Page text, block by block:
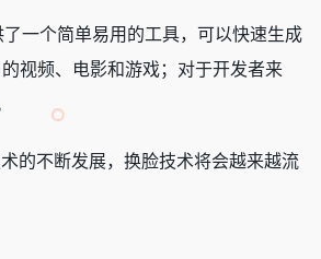
一个简单易用的工具，可以快速生成
视频、电影和游戏；对于开发者来
的不断发展，换脸技术将会越来越流